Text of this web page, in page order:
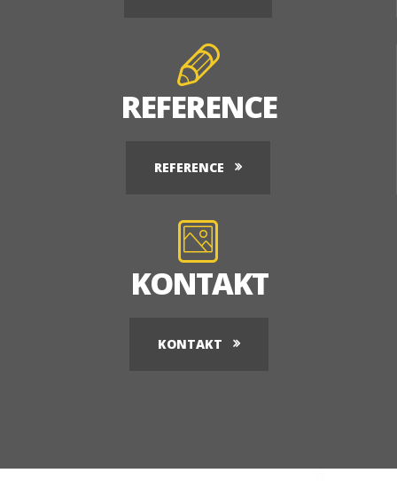
REFERENCE
REFERENCE
KONTAKT
KONTAKT